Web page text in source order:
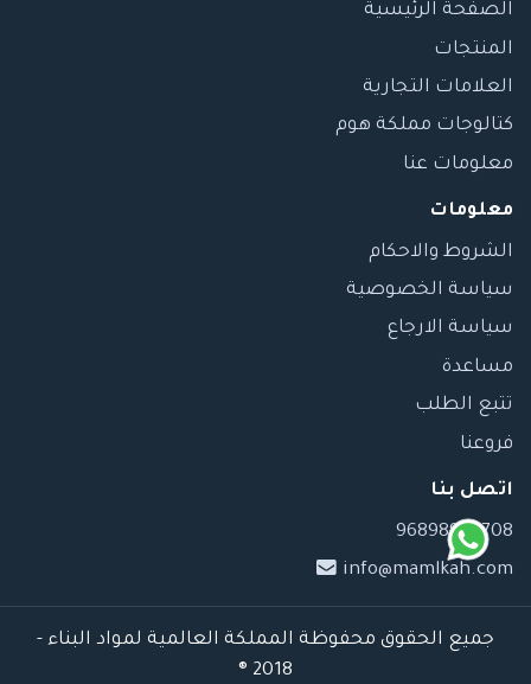
الصفحة الرئيسية
المنتجات
العلامات التجارية
كتالوجات مملكة هوم
معلومات عنا
معلومات
الشروط والاحكام
سياسة الخصوصية
سياسة الارجاع
مساعدة
تتبع الطلب
فروعنا
اتصل بنا
96898989708
info@mamlkah.com
جميع الحقوق محفوظة المملكة العالمية لمواد البناء -
2018 ®